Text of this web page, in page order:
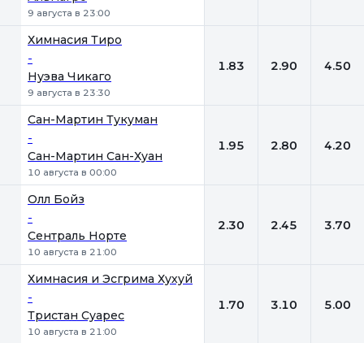
9 августа в 23:00
Химнасия Тиро
-
Нуэва Чикаго
9 августа в 23:30
1.83 2.90 4.50
Сан-Мартин Тукуман
-
Сан-Мартин Сан-Хуан
10 августа в 00:00
1.95 2.80 4.20
Олл Бойз
-
Сентраль Норте
10 августа в 21:00
2.30 2.45 3.70
Химнасия и Эсгрима Хухуй
-
Тристан Суарес
10 августа в 21:00
1.70 3.10 5.00